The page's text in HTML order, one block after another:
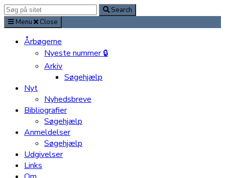
Search
for:
Search
Menu
Close
Årbøgerne
Nyeste nummer 🔒
Arkiv
Søgehjælp
Nyt
Nyhedsbreve
Bibliografier
Søgehjælp
Anmeldelser
Søgehjælp
Udgivelser
Links